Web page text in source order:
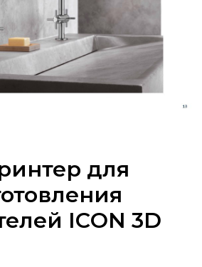
для
ICОN 3D